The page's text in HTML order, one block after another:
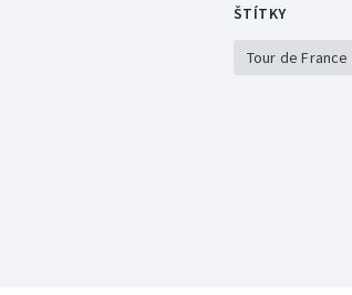
ŠTÍTKY
Tour de France